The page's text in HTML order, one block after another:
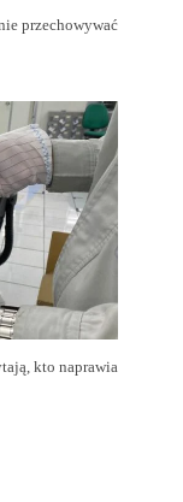
przechowywać
kto naprawia